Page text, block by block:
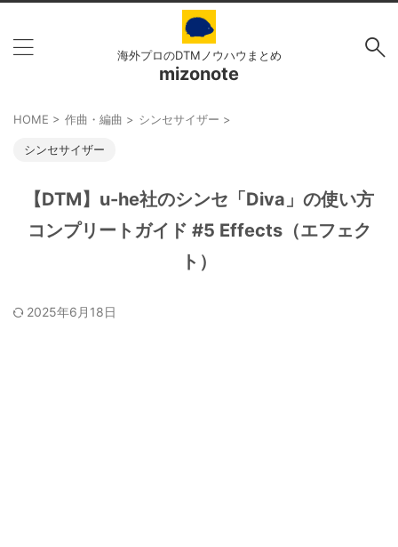
海外プロのDTMノウハウまとめ
mizonote
HOME > 作曲・編曲 > シンセサイザー >
シンセサイザー
【DTM】u-he社のシンセ「Diva」の使い方
コンプリートガイド #5 Effects（エフェク
ト）
2025年6月18日